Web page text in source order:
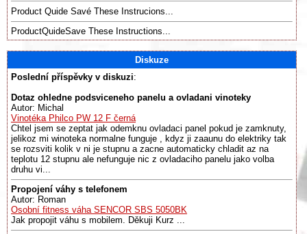
Product Quide Savé These Instrucions...
ProductQuideSave These Instructions...
Diskuze
Poslední příspěvky v diskuzi:
Dotaz ohledne podsviceneho panelu a ovladani vinoteky
Autor: Michal
Vinotéka Philco PW 12 F černá
Chtel jsem se zeptat jak odemknu ovladaci panel pokud je zamknuty,
jelikoz mi winoteka normalne funguje , kdyz ji zaaunu do elektriky tak
se rozsviti kolik v ni je stupnu a zacne automaticky chladit az na
teplotu 12 stupnu ale nefunguje nic z ovladaciho panelu jako volba
druhu vi...
Propojení váhy s telefonem
Autor: Roman
Osobní fitness váha SENCOR SBS 5050BK
Jak propojit váhu s mobilem. Děkuji Kurz ...